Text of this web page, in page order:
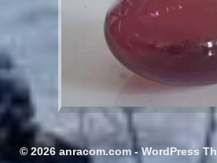
© 2026 anracom.com - WordPress